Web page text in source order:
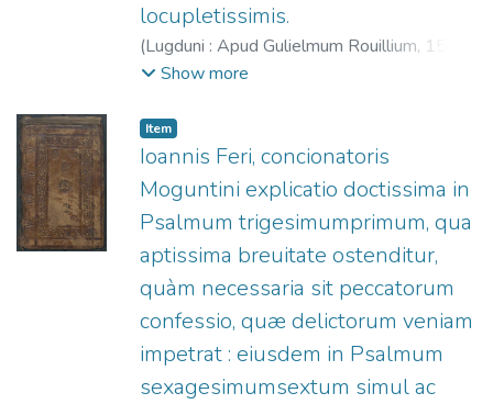
locupletissimis.
(Lugduni : Apud Gulielmum Rouillium, 1587
Lancellotti, Giovanni Paolo, 1522-1590.
Show more
Item
Ioannis Feri, concionatoris
Moguntini explicatio doctissima in
Psalmum trigesimumprimum, qua
aptissima breuitate ostenditur,
quàm necessaria sit peccatorum
confessio, quæ delictorum veniam
impetrat : eiusdem in Psalmum
sexagesimumsextum simul ac